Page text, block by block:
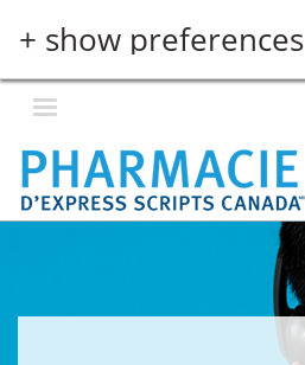
to
main
+ show preferences